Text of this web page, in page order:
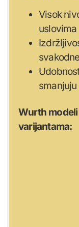
Visok
uslovima
Wurth
varijantama: